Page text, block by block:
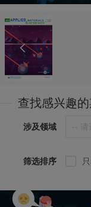

查找感兴趣
涉及领域
筛选排序